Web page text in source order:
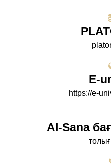
E-
https://e-
AI-Sana